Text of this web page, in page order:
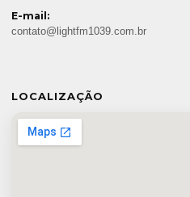
E-mail:
contato@lightfm1039.com.br
LOCALIZAÇÃO